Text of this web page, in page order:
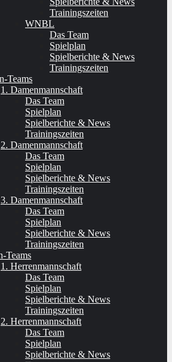
Trainingszeiten
WNBL
Das Team
Spielplan
Spielberichte & News
Trainingszeiten
Teams
1. Damenmannschaft
Das Team
Spielplan
Spielberichte & News
Trainingszeiten
2. Damenmannschaft
Das Team
Spielplan
Spielberichte & News
Trainingszeiten
3. Damenmannschaft
Das Team
Spielplan
Spielberichte & News
Trainingszeiten
Teams
1. Herrenmannschaft
Das Team
Spielplan
Spielberichte & News
Trainingszeiten
2. Herrenmannschaft
Das Team
Spielplan
Spielberichte & News